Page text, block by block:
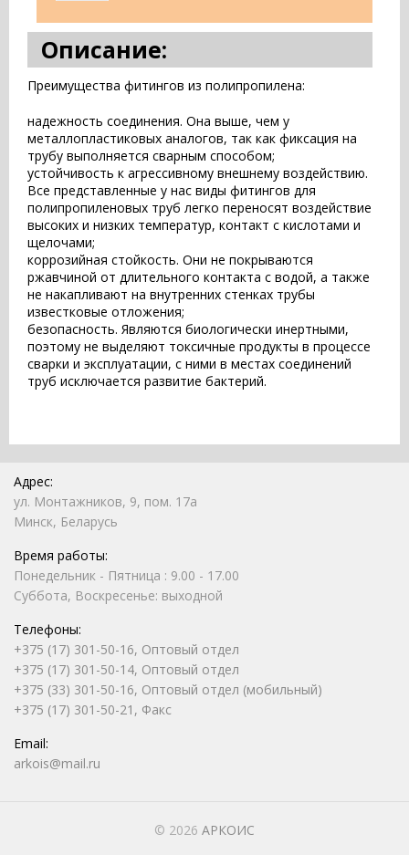
Описание:
Преимущества фитингов из полипропилена:
надежность соединения. Она выше, чем у
металлопластиковых аналогов, так как фиксация на
трубу выполняется сварным способом;
устойчивость к агрессивному внешнему воздействию.
Все представленные у нас виды фитингов для
полипропиленовых труб легко переносят воздействие
высоких и низких температур, контакт с кислотами и
щелочами;
коррозийная стойкость. Они не покрываются
ржавчиной от длительного контакта с водой, а также
не накапливают на внутренних стенках трубы
известковые отложения;
безопасность. Являются биологически инертными,
поэтому не выделяют токсичные продукты в процессе
сварки и эксплуатации, с ними в местах соединений
труб исключается развитие бактерий.
Адрес:
ул. Монтажников, 9, пом. 17а
Минск, Беларусь
Время работы:
Понедельник - Пятница : 9.00 - 17.00
Суббота, Воскресенье: выходной
Телефоны:
+375 (17) 301-50-16, Оптовый отдел
+375 (17) 301-50-14, Оптовый отдел
+375 (33) 301-50-16, Оптовый отдел (мобильный)
+375 (17) 301-50-21, Факс
Email:
arkois@mail.ru
© 2026 АРКОИС